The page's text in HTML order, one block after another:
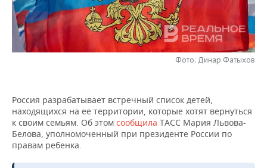
НЕФТЕХИМИЯ
НЕФТЬ
РОЗНИЧНАЯ ТОРГОВЛЯ
ТРАНСПОРТ
НОВОСТИ ТЕХНОЛОГИЙ
IT
ТЕЛЕКОММУНИКАЦИИ
МЕРОПРИЯТИЯ
НОВОСТИ МЕРОПРИЯТИЙ
БИЗНЕС-БРАНЧИ
ONLINE-КОНФЕРЕНЦИИ
СПОРТ
ФУТБОЛ
ХОККЕЙ
НОВОСТИ ОБЩЕСТВА
ВЛАСТЬ
ФОТОГАЛЕРЕЯ
СЮЖЕТЫ
СПРАВОЧНИК
Фото: Динар Фатыхов
Россия разрабатывает встречный список детей,
находящихся на ее территории, которые хотят вернуться
к своим семьям. Об этом сообщила ТАСС Мария Львова-
Белова, уполномоченный при президенте России по
правам ребенка.